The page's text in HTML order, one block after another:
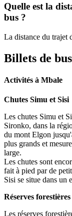
Quelle est la
bus ?
La distance du trajet
Billets de
Activités à Mbale
Chutes Simu et Sisi
Les chutes Simu et
Sironko, dans la
du mont Elgon
plus grands et
large.
Les chutes sont
fait à pied par de
Sisi se situe dans un
Réserves
Les réserves